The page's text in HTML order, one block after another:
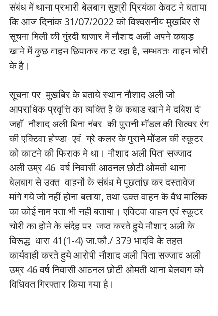
संबंध में थाना प्रभारी बेलबाग सुश्री प्रियंका केवट ने बताया
कि आज दिनांक 31/07/2022 को विश्वसनीय मुखबिर से
सूचना मिली की गुंरदी बाजार में नौशाद अली अपने कबाड़
खाने में कुछ वाहन छिपाकर काट रहा है, सम्भवतः वाहन चोरी
के है।
सूचना पर मुखबिर के बताये स्थान नौशाद अली जो
आपराधिक प्रवृत्ति का व्यक्ति है के कबाड खाने मे दबिश दी
जहॉ नौशाद अली बिना नंबर की पुरानी मॉडल की सिल्वर रंग
की एक्टिवा होण्डा एवं ग्रे कलर के पुराने मॉेडल की स्कूटर
को काटने की फिराक मे था। नौशाद अली पिता सज्जाद
अली उम्र 46 वर्ष निवासी आठनल छोटी ओमती थाना
बेलबाग से उक्त वाहनों के संबंध मे पूछतांछ कर दस्तावेज
मांगे गये जो नहीं होना बताया, तथा उक्त वाहन के वैध मालिक
का कोई नाम पता भी नही बताया। एक्टिवा वाहन एवं स्कूटर
चोरी का होने के संदेह पर जप्त करते हुये नौशाद अली के
विरूद्ध धारा 41(1-4) जा.फौ./ 379 भादवि के तहत
कार्यवाही करते हुये आरोपी नौशाद अली पिता सज्जाद अली
उम्र 46 वर्ष निवासी आठनल छोटी ओमती थाना बेलबाग को
विधिवत गिरफ्तार किया गया है।